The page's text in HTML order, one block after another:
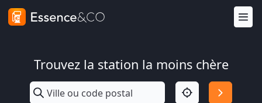
Trouvez la station la moins chère